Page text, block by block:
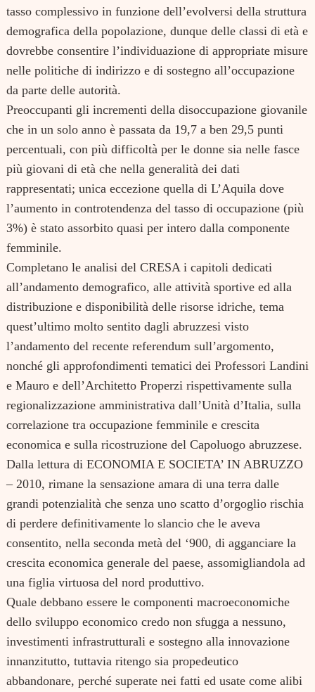
tasso complessivo in funzione dell’evolversi della struttura
demografica della popolazione, dunque delle classi di età e
dovrebbe consentire l’individuazione di appropriate misure
nelle politiche di indirizzo e di sostegno all’occupazione
da parte delle autorità.
Preoccupanti gli incrementi della disoccupazione giovanile
che in un solo anno è passata da 19,7 a ben 29,5 punti
percentuali, con più difficoltà per le donne sia nelle fasce
più giovani di età che nella generalità dei dati
rappresentati; unica eccezione quella di L’Aquila dove
l’aumento in controtendenza del tasso di occupazione (più
3%) è stato assorbito quasi per intero dalla componente
femminile.
Completano le analisi del CRESA i capitoli dedicati
all’andamento demografico, alle attività sportive ed alla
distribuzione e disponibilità delle risorse idriche, tema
quest’ultimo molto sentito dagli abruzzesi visto
l’andamento del recente referendum sull’argomento,
nonché gli approfondimenti tematici dei Professori Landini
e Mauro e dell’Architetto Properzi rispettivamente sulla
regionalizzazione amministrativa dall’Unità d’Italia, sulla
correlazione tra occupazione femminile e crescita
economica e sulla ricostruzione del Capoluogo abruzzese.
Dalla lettura di ECONOMIA E SOCIETA’ IN ABRUZZO
– 2010, rimane la sensazione amara di una terra dalle
grandi potenzialità che senza uno scatto d’orgoglio rischia
di perdere definitivamente lo slancio che le aveva
consentito, nella seconda metà del ‘900, di agganciare la
crescita economica generale del paese, assomigliandola ad
una figlia virtuosa del nord produttivo.
Quale debbano essere le componenti macroeconomiche
dello sviluppo economico credo non sfugga a nessuno,
investimenti infrastrutturali e sostegno alla innovazione
innanzitutto, tuttavia ritengo sia propedeutico
abbandonare, perché superate nei fatti ed usate come alibi